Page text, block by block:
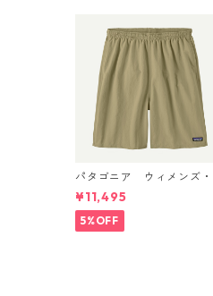
パタゴニア ウィメンズ・
バギーズ・ロング Weather
ed Stone 57035 Patagoni
a Women's Baggies™ Lon
gs 日本正規品
¥11,495
5%OFF